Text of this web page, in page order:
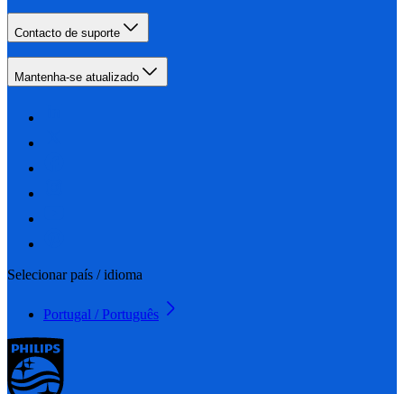
Contacto de suporte
Mantenha-se atualizado
Selecionar país / idioma
Portugal / Português